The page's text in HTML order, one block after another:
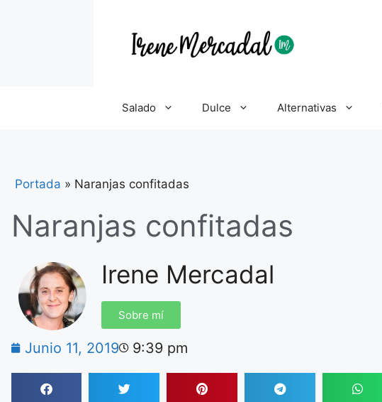
Salado Dulce Alternativas
Portada » Naranjas confitadas
Naranjas confitadas
Irene Mercadal
Sobre mí
Junio 11, 2019 9:39 pm